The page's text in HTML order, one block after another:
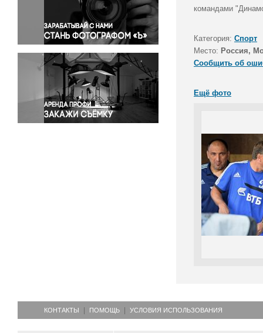
Правосудие
Происшествия и конфликты
Религия
Светская жизнь
Спорт
Экология
Экономика и бизнес
командами
Категория: Спорт
Место: Россия,
Сообщить об
Ещё фото
КОНТАКТЫ ПОМОЩЬ УСЛОВИЯ ИСПОЛЬЗОВАНИЯ